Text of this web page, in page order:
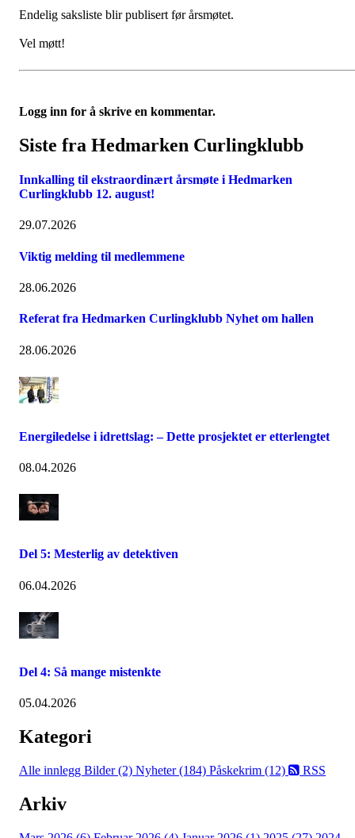
Endelig saksliste blir publisert før årsmøtet.
Vel møtt!
Logg inn for å skrive en kommentar.
Siste fra Hedmarken Curlingklubb
Innkalling til ekstraordinært årsmøte i Hedmarken
Curlingklubb 12. august!
29.07.2026
Viktig melding til medlemmene
28.06.2026
Referat fra Hedmarken Curlingklubb Nyhet om hallen
28.06.2026
Energiledelse i idrettslag: – Dette prosjektet er etterlengtet
08.04.2026
Del 5: Mesterlig av detektiven
06.04.2026
Del 4: Så mange mistenkte
05.04.2026
Kategori
Alle innlegg Bilder (2) Nyheter (184) Påskekrim (12) RSS
Arkiv